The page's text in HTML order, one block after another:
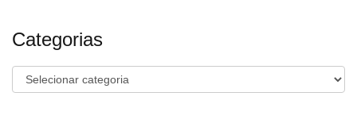
Categorias
Categorias